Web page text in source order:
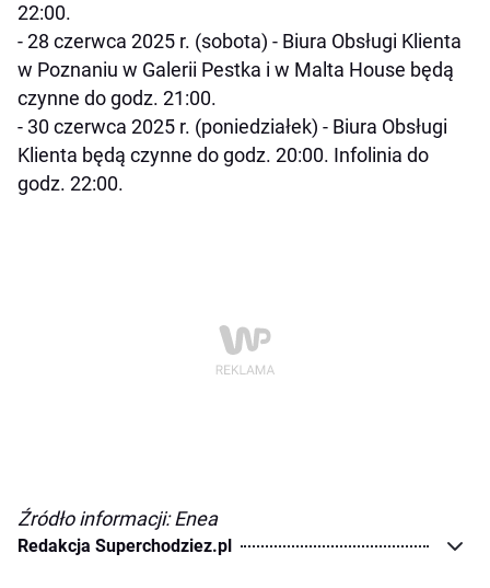
22:00.
- 28 czerwca 2025 r. (sobota) - Biura Obsługi Klienta
w Poznaniu w Galerii Pestka i w Malta House będą
czynne do godz. 21:00.
- 30 czerwca 2025 r. (poniedziałek) - Biura Obsługi
Klienta będą czynne do godz. 20:00. Infolinia do
godz. 22:00.
Źródło informacji: Enea
Redakcja Superchodziez.pl